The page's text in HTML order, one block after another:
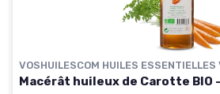
VOSHUILESCOM HUILES ESSENTIELLES
Macérât huileux de Carotte BIO